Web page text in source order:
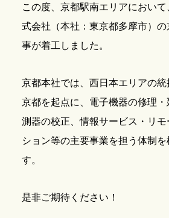
この度、京都駅南エリアにおい
式会社（本社：東京都多摩市）
事が着工しました。
京都本社では、西日本エリアの統
京都を起点に、電子機器の修理
測器の校正、情報サービス・リ
ション等の主要事業を担う体制
す。
是非ご期待ください！